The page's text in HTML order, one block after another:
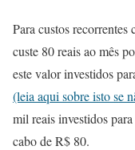
Para custos recorrentes
custe 80 reais ao mês
este valor investidos
(leia aqui sobre isto se
mil reais investidos
cabo de R$ 80.